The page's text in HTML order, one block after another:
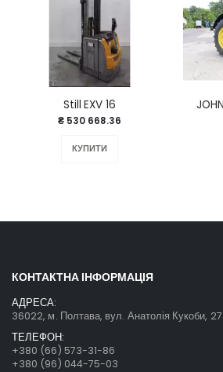
Still EXV 16
₴ 530 668.36
КУПИТИ
КОНТАКТНА ІНФОРМАЦІЯ
АДРЕСА:
36022, м. Полтава, вул. Анатолія Кукоби, 27
ТЕЛЕФОН:
+380 (66) 573-31-86
+380 (96) 044-75-03